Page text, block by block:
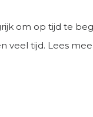
om op tijd te
veel tijd. Lees